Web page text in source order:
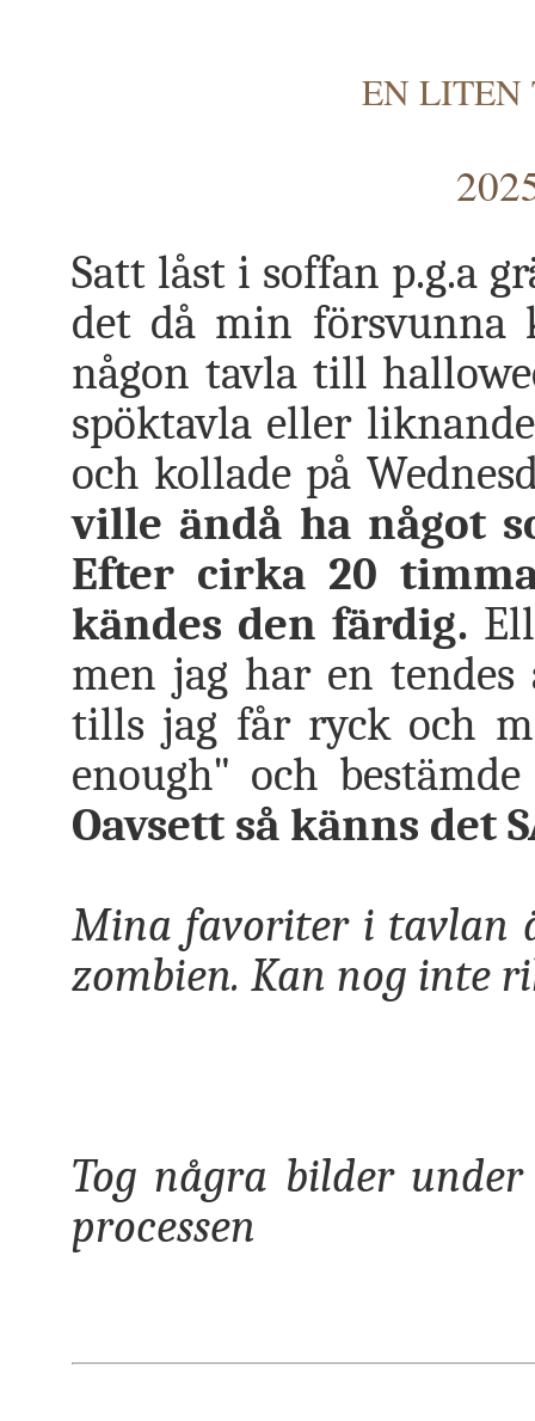
EN
Satt låst i soffan p.g.a
det då min försvunna
någon tavla till
spöktavla eller
och kollade på
ville ändå ha något
Efter cirka 20
kändes den färdig.
men jag har en
tills jag får ryck och
enough" och
Oavsett så känns det
Mina favoriter i tavlan
zombien. Kan nog inte
Tog några bilder
processen